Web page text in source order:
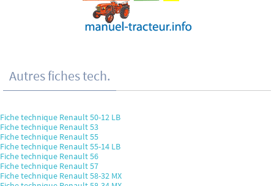
Autres fiches tech.
Fiche technique Renault 50-12 LB
Fiche technique Renault 53
Fiche technique Renault 55
Fiche technique Renault 55-14 LB
Fiche technique Renault 56
Fiche technique Renault 57
Fiche technique Renault 58-32 MX